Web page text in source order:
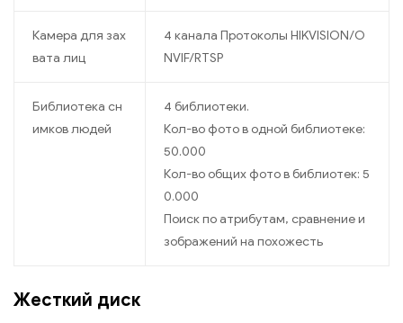
Камера для зах
вата лиц
4 канала Протоколы HIKVISION/O
NVIF/RTSP
Библиотека сн
имков людей
4 библиотеки.
Кол-во фото в одной библиотеке:
50.000
Кол-во общих фото в библиотек: 5
0.000
Поиск по атрибутам, сравнение и
зображений на похожесть
Жесткий диск